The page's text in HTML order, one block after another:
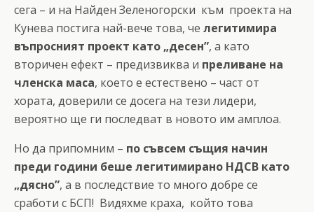
сега – и на Найден Зеленогорски към проекта на
Кунева постига най-вече това, че легитимира
въпросният проект като „десен”, а като
вторичен ефект – предизвиква и преливане на
членска маса, което е естествено – част от
хората, доверили се досега на тези лидери,
вероятно ще ги последват в новото им амплоа.
Но да припомним – по съвсем същия начин
преди години беше легитимирано НДСВ като
„дясно”, а в последствие то много добре се
сработи с БСП! Видяхме краха, който това